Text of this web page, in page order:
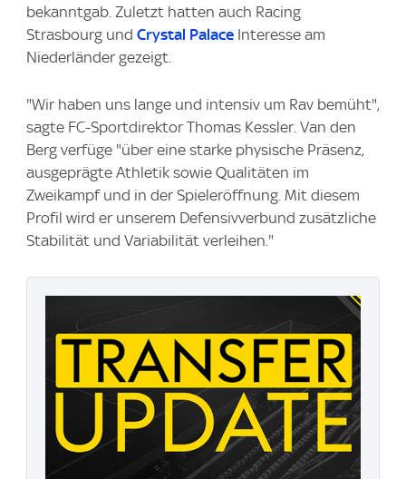
bekanntgab. Zuletzt hatten auch Racing
Strasbourg und Crystal Palace Interesse am
Niederländer gezeigt.
"Wir haben uns lange und intensiv um Rav bemüht",
sagte FC-Sportdirektor Thomas Kessler. Van den
Berg verfüge "über eine starke physische Präsenz,
ausgeprägte Athletik sowie Qualitäten im
Zweikampf und in der Spieleröffnung. Mit diesem
Profil wird er unserem Defensivverbund zusätzliche
Stabilität und Variabilität verleihen."